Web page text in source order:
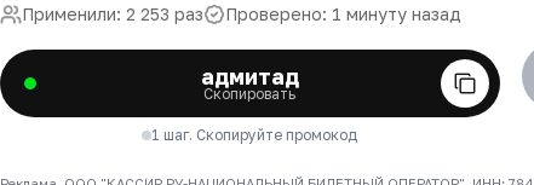
Применили: 2 253 раз Проверено: 1 минуту назад
адмитад
Скопировать
1 шаг. Скопируйте промокод